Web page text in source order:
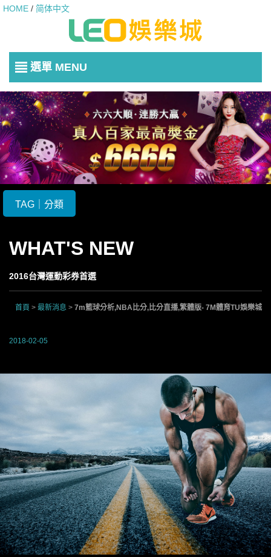
HOME / 简体中文
選單 MENU
TAG｜分類
WHAT'S NEW
2016台灣運動彩券首選
首頁 > 最新消息 > 7m籃球分析,NBA比分,比分直播,繁體版- 7M體育TU娛樂城
2018-02-05